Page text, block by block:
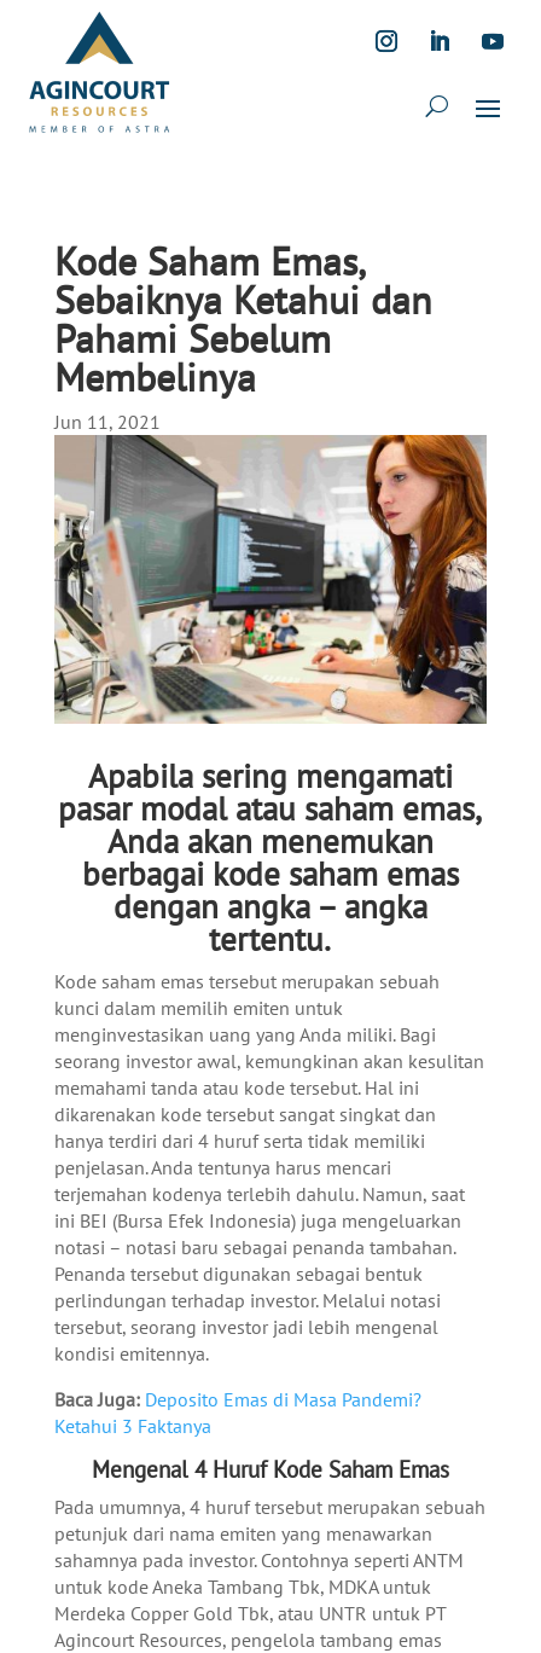
Kode Saham Emas,
Sebaiknya Ketahui dan
Pahami Sebelum
Membelinya
Jun 11, 2021
Apabila sering mengamati
pasar modal atau saham emas,
Anda akan menemukan
berbagai kode saham emas
dengan angka – angka
tertentu.
Kode saham emas tersebut merupakan sebuah
kunci dalam memilih emiten untuk
menginvestasikan uang yang Anda miliki. Bagi
seorang investor awal, kemungkinan akan kesulitan
memahami tanda atau kode tersebut. Hal ini
dikarenakan kode tersebut sangat singkat dan
hanya terdiri dari 4 huruf serta tidak memiliki
penjelasan. Anda tentunya harus mencari
terjemahan kodenya terlebih dahulu. Namun, saat
ini BEI (Bursa Efek Indonesia) juga mengeluarkan
notasi – notasi baru sebagai penanda tambahan.
Penanda tersebut digunakan sebagai bentuk
perlindungan terhadap investor. Melalui notasi
tersebut, seorang investor jadi lebih mengenal
kondisi emitennya.
Baca Juga: Deposito Emas di Masa Pandemi?
Ketahui 3 Faktanya
Mengenal 4 Huruf Kode Saham Emas
Pada umumnya, 4 huruf tersebut merupakan sebuah
petunjuk dari nama emiten yang menawarkan
sahamnya pada investor. Contohnya seperti ANTM
untuk kode Aneka Tambang Tbk, MDKA untuk
Merdeka Copper Gold Tbk, atau UNTR untuk PT
Agincourt Resources, pengelola tambang emas